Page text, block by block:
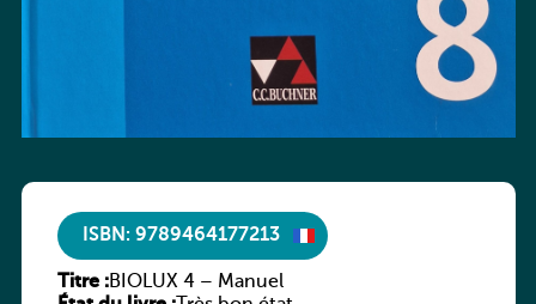
ISBN: 9789464177213
Titre :BIOLUX 4 – Manuel